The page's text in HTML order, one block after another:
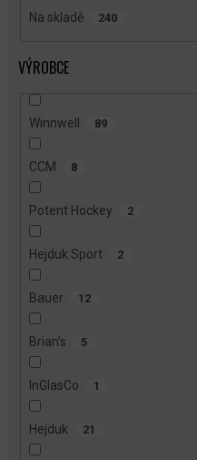
Na skladě 240
VÝROBCE
Winnwell 89
CCM 8
Potent Hockey 2
Hejduk Sport 2
Bauer 12
Brian’s 5
InGlasCo 1
Hejduk 21